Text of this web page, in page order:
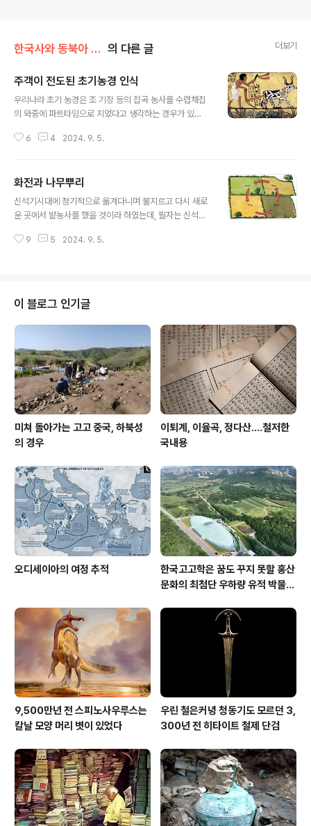
한국사와 동북아 민족의 기원 의 다른 글 더보기
주객이 전도된 초기농경 인식
우리나라 초기 농경은 조 기장 등의 잡곡 농사를 수렵채집
의 와중에 파트타임으로 지었다고 생각하는 경우가 있
수 있는 농사는 이 세상에 없다. 오히려 수렵채집이 파트타
보이는 주거지 유적 등지에서 곡물이 떡 나오는 것은이들
이 화전을 바탕하여 주기적으로 주거지와 경작지를 옮기며
농사 짓는전업 농경민이었기 때문이다. 수렵채집민이 아니
개활지로 옮겨 몇년 묵힌 (아마도 5-6년) 땅을 불을 질러
6 4 2024. 9. 5.
화전과 나무뿌리
신석기시대에 정기적으로 옮겨다니며 불지르고 다시 새로
운 곳에서 밭농사를 했을 것이라 하였는데, 필자는 신석기
농경지를 확보하는 방식이 아니라 이미 노동력이 어느 정
운 토지의 획득이 목적이 아니라 농사가 가능한 땅을 얻는
것이 목적이므로 이미 한번 개활지로 만들어 놓았던 땅에
몇년 후 다시 돌아와 불을 질러 농사를 시작하는 편이 아예
새로운 땅으로 가는 것보다 훨씬 나았을 것이다. 불과 몇 년
정도라면 이전의 지력을 회복할수 있지 않을까 하는데 세
군데 정도만 확보해도, 3년 간격으로..
9 5 2024. 9. 5.
이 블로그 인기글
미쳐 돌아가는 고고 중국, 하북성
의 경우
이퇴계, 이율곡, 정다산....철저한
국내용
오디세이아의 여정 추적
한국고고학은 꿈도 꾸지 못할 홍산
문화의 최첨단 우하량 유적 박물관
9,500만년 전 스피노사우루스는
칼날 모양 머리 볏이 있었다
우린 철은커녕 청동기도 모르던 3,
300년 전 히타이트 철제 단검